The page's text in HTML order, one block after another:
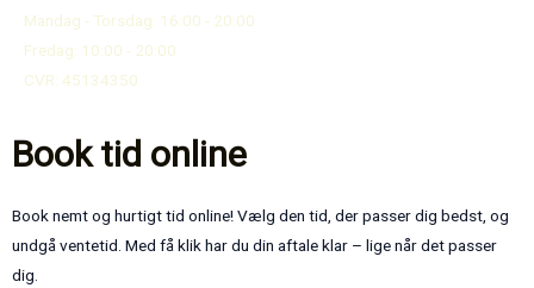
Mandag - Torsdag: 16:00 - 20:00
Fredag: 10:00 - 20:00
CVR: 45134350
Book tid online
Book nemt og hurtigt tid online! Vælg den tid, der passer dig bedst, og
undgå ventetid. Med få klik har du din aftale klar – lige når det passer
dig.